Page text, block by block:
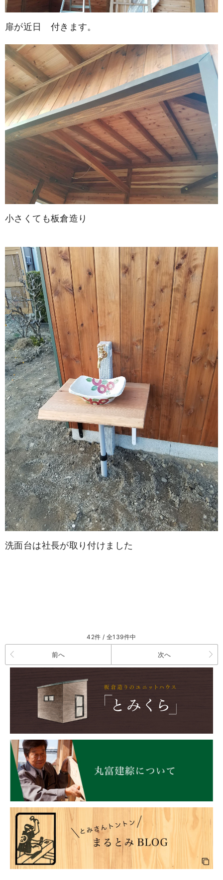
扉が近日 付きます。
小さくても板倉造り
洗面台は社長が取り付けました
42件 / 全139件中
前へ 次へ